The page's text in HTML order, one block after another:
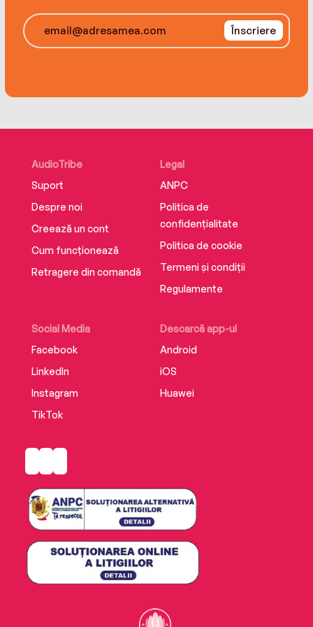
Înscriere
AudioTribe
Suport
Despre noi
Creează un cont
Cum funcționează
Retragere din comandă
Social Media
Facebook
LinkedIn
Instagram
TikTok
Descarcă app-ul
Android
iOS
Huawei
Legal
ANPC
Politica de
confidențialitate
Politica de cookie
Termeni și condiții
Regulamente